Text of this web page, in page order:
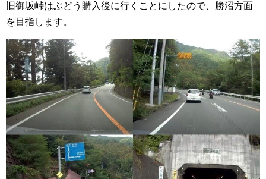
旧御坂峠はぶどう購入後に行くことにしたので、勝沼方面
を目指します。